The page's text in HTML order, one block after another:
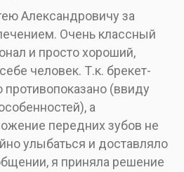
Александровичу за
Очень классный
и просто хороший,
человек. Т.к. брекет-
(ввиду
а
передних зубов не
улыбаться и доставляло
я приняла решение